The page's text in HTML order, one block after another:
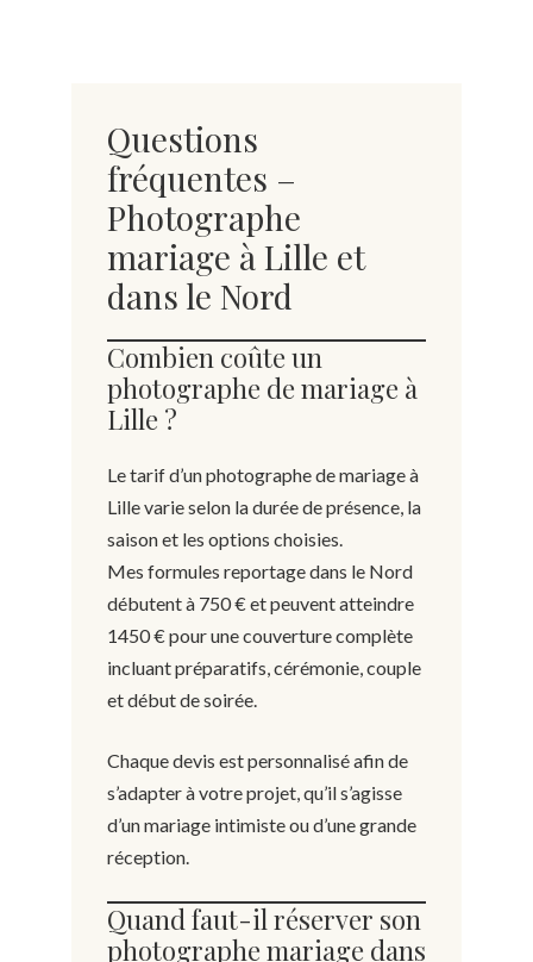
Questions
fréquentes –
Photographe
mariage à Lille et
dans le Nord
Combien coûte un
photographe de mariage à
Lille ?
Le tarif d’un photographe de mariage à
Lille varie selon la durée de présence, la
saison et les options choisies.
Mes formules reportage dans le Nord
débutent à 750 € et peuvent atteindre
1450 € pour une couverture complète
incluant préparatifs, cérémonie, couple
et début de soirée.
Chaque devis est personnalisé afin de
s’adapter à votre projet, qu’il s’agisse
d’un mariage intimiste ou d’une grande
réception.
Quand faut-il réserver son
photographe mariage dans